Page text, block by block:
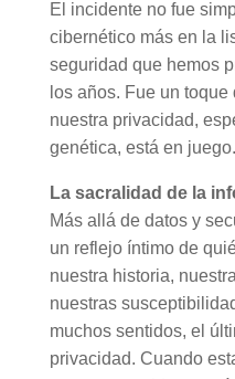
El incidente no fue
cibernético más en la
seguridad que hemos
los años. Fue un
nuestra privacidad,
genética, está en juego.
La sacralidad de la
Más allá de datos y
un reflejo íntimo de
nuestra historia,
nuestras
muchos sentidos, el
privacidad. Cuando